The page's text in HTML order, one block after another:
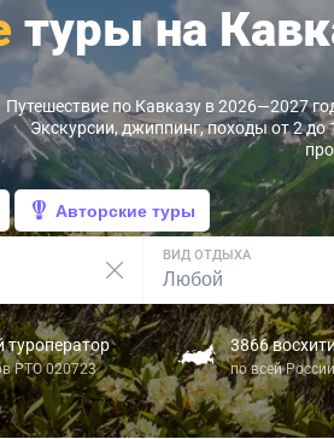
туры на
Путешествие по Кавказу в 2026—2027
Экскурсии, джиппинг, походы от 2
Авторские туры
ВИД ОТДЫХА
РТО 020723
3866
по всей России